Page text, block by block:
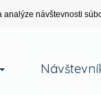
návštevnosti